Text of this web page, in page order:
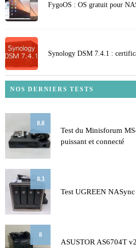
FygoOS : OS gratuit pour
Synology DSM 7.4.1 :
NOS DERNIERS TESTS
8.8
Test du Minisforum
puissant et connecté
8.3
Test UGREEN
8
ASUSTOR AS6704T